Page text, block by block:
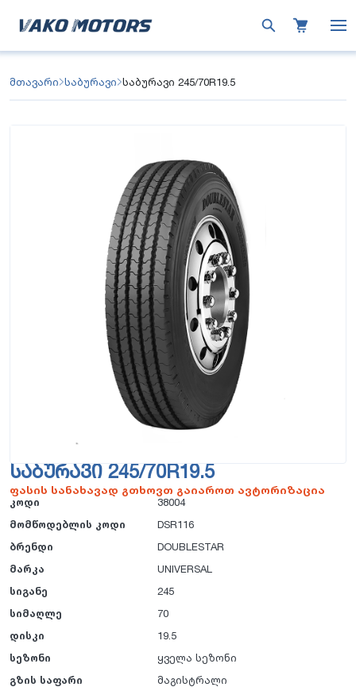
მთავარი საბურავი საბურავი 245/70R19.5
ᲡᲐᲑᲣᲠᲐᲕᲘ 245/70R19.5
ფასის სანახავად გთხოვთ გაიაროთ ავტორიზაცია
კოდი
38004
მომწოდებლის კოდი
DSR116
ბრენდი
DOUBLESTAR
მარკა
UNIVERSAL
სიგანე
245
სიმაღლე
70
დისკი
19.5
სეზონი
ყველა სეზონი
გზის საფარი
მაგისტრალი